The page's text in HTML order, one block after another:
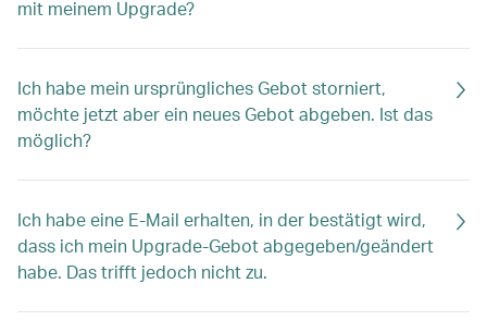
mit meinem Upgrade?
Ich habe mein ursprüngliches Gebot storniert,
möchte jetzt aber ein neues Gebot abgeben. Ist das
möglich?
Ich habe eine E-Mail erhalten, in der bestätigt wird,
dass ich mein Upgrade-Gebot abgegeben/geändert
habe. Das trifft jedoch nicht zu.